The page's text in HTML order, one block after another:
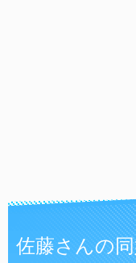
佐藤さんの